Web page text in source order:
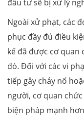
đầu tư sẽ bị xử lý
Ngoài xử phạt, các
phục đầy đủ điều
kế đã được cơ
đó. Đối với các vi
tiếp gây cháy nổ
người, cơ quan
biện pháp mạnh